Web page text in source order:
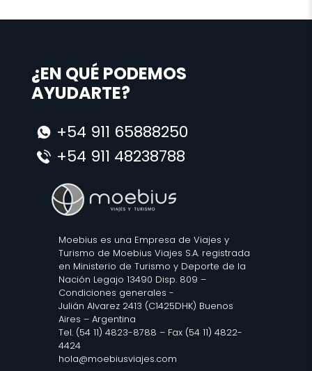
¿EN QUÉ PODEMOS
AYUDARTE?
+54 911 65888250
+54 911 48238788
Moebius es una Empresa de Viajes y
Turismo de Moebius Viajes S.A. registrada
en Ministerio de Turismo y Deporte de la
Nación Legajo 13490 Disp. 809 –
Condiciones generales -
Julián Alvarez 2413 (C1425DHK) Buenos
Aires – Argentina
Tel. (54 11) 4823-8788 – Fax (54 11) 4822-
4424
hola@moebiusviajes.com